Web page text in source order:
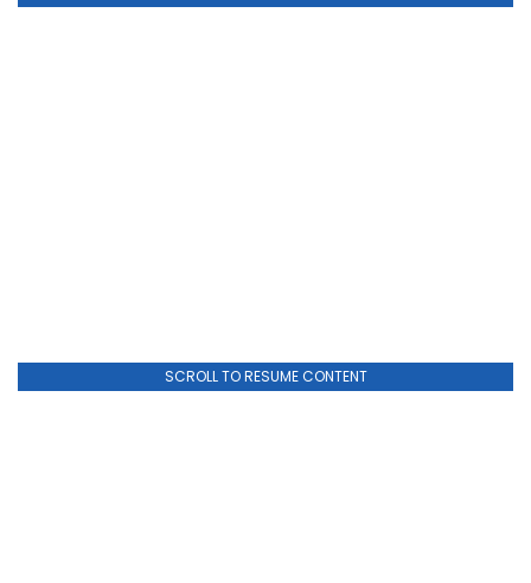
SCROLL TO RESUME CONTENT